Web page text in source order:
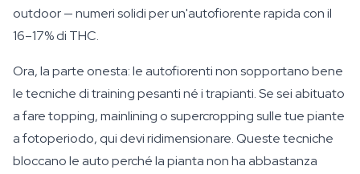
outdoor — numeri solidi per un'autofiorente rapida con il
16–17% di THC.
Ora, la parte onesta: le autofiorenti non sopportano bene
le tecniche di training pesanti né i trapianti. Se sei abituato
a fare topping, mainlining o supercropping sulle tue piante
a fotoperiodo, qui devi ridimensionare. Queste tecniche
bloccano le auto perché la pianta non ha abbastanza